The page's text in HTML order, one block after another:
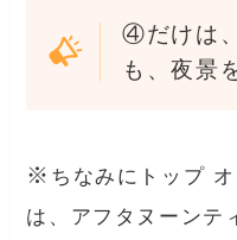
④だけは
も、夜景
※ ちなみにトップ
は、アフタヌーンテ